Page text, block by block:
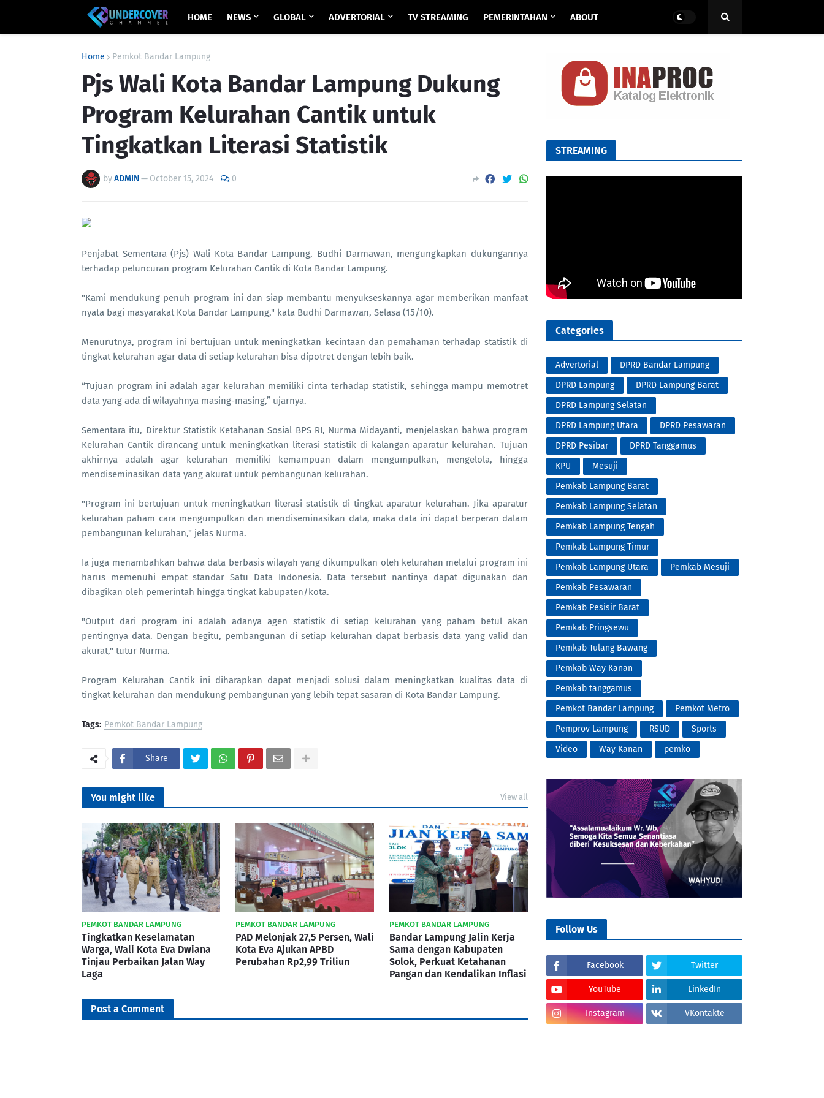
HOME NEWS GLOBAL ADVERTORIAL TV STREAMING PEMERINTAHAN ABOUT
Home Pemkot Bandar Lampung
Pjs Wali Kota Bandar Lampung Dukung
Program Kelurahan Cantik untuk
Tingkatkan Literasi Statistik
byADMIN— October 15, 2024 0
Penjabat Sementara (Pjs) Wali Kota Bandar Lampung, Budhi Darmawan, mengungkapkan dukungannya
terhadap peluncuran program Kelurahan Cantik di Kota Bandar Lampung.
"Kami mendukung penuh program ini dan siap membantu menyukseskannya agar memberikan manfaat
nyata bagi masyarakat Kota Bandar Lampung," kata Budhi Darmawan, Selasa (15/10).
Menurutnya, program ini bertujuan untuk meningkatkan kecintaan dan pemahaman terhadap statistik di
tingkat kelurahan agar data di setiap kelurahan bisa dipotret dengan lebih baik.
“Tujuan program ini adalah agar kelurahan memiliki cinta terhadap statistik, sehingga mampu memotret
data yang ada di wilayahnya masing-masing,” ujarnya.
Sementara itu, Direktur Statistik Ketahanan Sosial BPS RI, Nurma Midayanti, menjelaskan bahwa program
Kelurahan Cantik dirancang untuk meningkatkan literasi statistik di kalangan aparatur kelurahan. Tujuan
akhirnya adalah agar kelurahan memiliki kemampuan dalam mengumpulkan, mengelola, hingga
mendiseminasikan data yang akurat untuk pembangunan kelurahan.
"Program ini bertujuan untuk meningkatkan literasi statistik di tingkat aparatur kelurahan. Jika aparatur
kelurahan paham cara mengumpulkan dan mendiseminasikan data, maka data ini dapat berperan dalam
pembangunan kelurahan," jelas Nurma.
Ia juga menambahkan bahwa data berbasis wilayah yang dikumpulkan oleh kelurahan melalui program ini
harus memenuhi empat standar Satu Data Indonesia. Data tersebut nantinya dapat digunakan dan
dibagikan oleh pemerintah hingga tingkat kabupaten/kota.
"Output dari program ini adalah adanya agen statistik di setiap kelurahan yang paham betul akan
pentingnya data. Dengan begitu, pembangunan di setiap kelurahan dapat berbasis data yang valid dan
akurat," tutur Nurma.
Program Kelurahan Cantik ini diharapkan dapat menjadi solusi dalam meningkatkan kualitas data di
tingkat kelurahan dan mendukung pembangunan yang lebih tepat sasaran di Kota Bandar Lampung.
Tags: Pemkot Bandar Lampung
Share
You might like View all
PEMKOT BANDAR LAMPUNG
Tingkatkan Keselamatan
Warga, Wali Kota Eva Dwiana
Tinjau Perbaikan Jalan Way
Laga
PEMKOT BANDAR LAMPUNG
PAD Melonjak 27,5 Persen, Wali
Kota Eva Ajukan APBD
Perubahan Rp2,99 Triliun
PEMKOT BANDAR LAMPUNG
Bandar Lampung Jalin Kerja
Sama dengan Kabupaten
Solok, Perkuat Ketahanan
Pangan dan Kendalikan Inflasi
Post a Comment
STREAMING
Categories
Advertorial
DPRD Bandar Lampung
DPRD Lampung
DPRD Lampung Barat
DPRD Lampung Selatan
DPRD Lampung Utara
DPRD Pesawaran
DPRD Pesibar
DPRD Tanggamus
KPU
Mesuji
Pemkab Lampung Barat
Pemkab Lampung Selatan
Pemkab Lampung Tengah
Pemkab Lampung Timur
Pemkab Lampung Utara
Pemkab Mesuji
Pemkab Pesawaran
Pemkab Pesisir Barat
Pemkab Pringsewu
Pemkab Tulang Bawang
Pemkab Way Kanan
Pemkab tanggamus
Pemkot Bandar Lampung
Pemkot Metro
Pemprov Lampung
RSUD
Sports
Video
Way Kanan pemko
Follow Us
Facebook Twitter
YouTube LinkedIn
Instagram VKontakte